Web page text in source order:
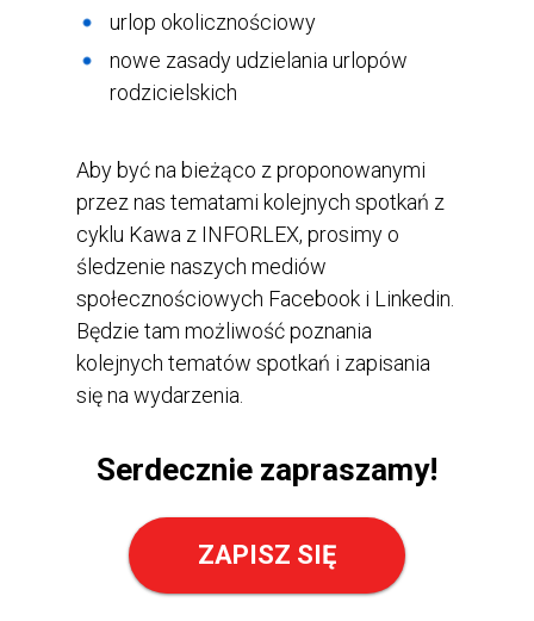
ZAPISZ SIĘ
Serdecznie zapraszamy!
Aby być na bieżąco z proponowanymi
przez nas tematami kolejnych spotkań z
cyklu Kawa z INFORLEX, prosimy o
śledzenie naszych mediów
społecznościowych Facebook i Linkedin.
Będzie tam możliwość poznania
kolejnych tematów spotkań i zapisania
się na wydarzenia.
urlop okolicznościowy
nowe zasady udzielania urlopów
rodzicielskich